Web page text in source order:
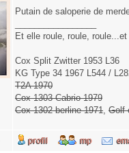
Putain de saloperie de
Et elle roule, roule,
Cox Split Zwitter 1953 L36
KG Type 34 1967 L544 /
T2A 1970
Cox 1303 Cabrio 1979
Cox 1302 berline 1971, Golf